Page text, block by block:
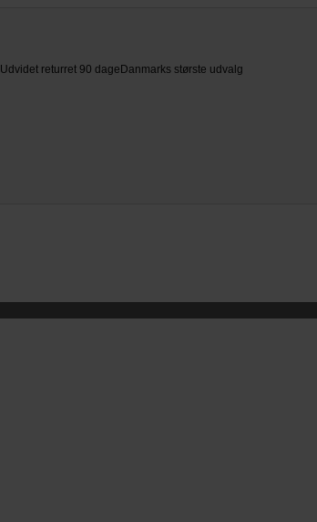
Udvidet returret 90 dage Danmarks største udvalg